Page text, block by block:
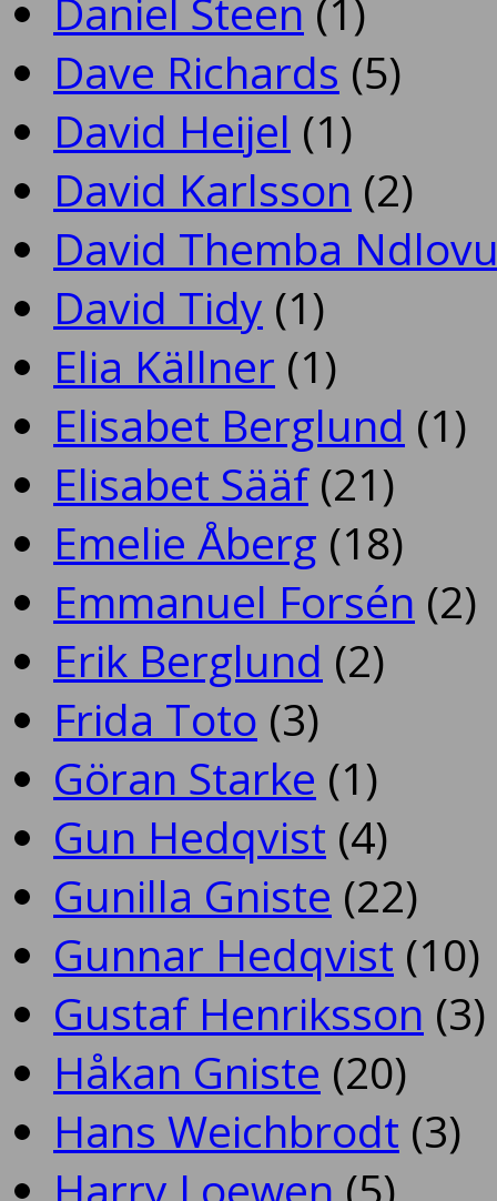
Daniel Steen (1)
Dave Richards (5)
David Heijel (1)
David Karlsson (2)
David Themba
David Tidy (1)
Elia Källner (1)
Elisabet Berglund (1)
Elisabet Sääf(21)
Emelie Åberg (18)
Emmanuel Forsén (2)
Erik Berglund (2)
Frida Toto (3)
Göran Starke (1)
Gun Hedqvist (4)
Gunilla Gniste (22)
Gunnar Hedqvist (10)
Gustaf Henriksson (3)
Håkan Gniste (20)
Hans Weichbrodt (3)